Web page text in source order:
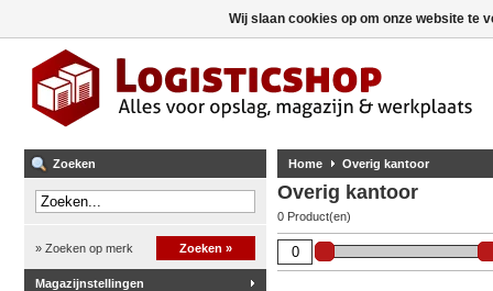
Zoeken
» Zoeken op merk Zoeken »
Magazijnstellingen
Home Overig kantoor
Overig kantoor
0 Product(en)
Wij slaan cookies op om onze website te